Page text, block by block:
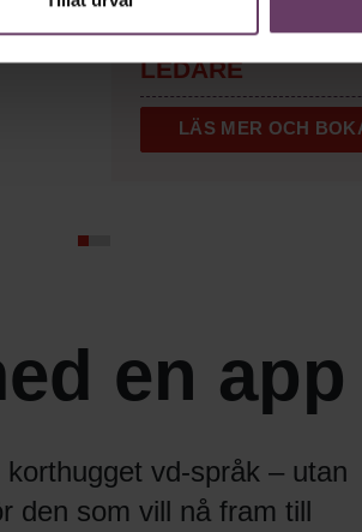
AV GRUPP OCH
LEDARE
LÄS MER OCH
en app
vd-språk – utan
den som vill nå fram till